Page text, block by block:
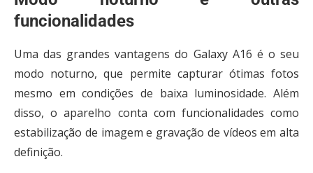
funcionalidades
Uma das grandes vantagens do Galaxy A16 é o seu
modo noturno, que permite capturar ótimas fotos
mesmo em condições de baixa luminosidade. Além
disso, o aparelho conta com funcionalidades como
estabilização de imagem e gravação de vídeos em alta
definição.